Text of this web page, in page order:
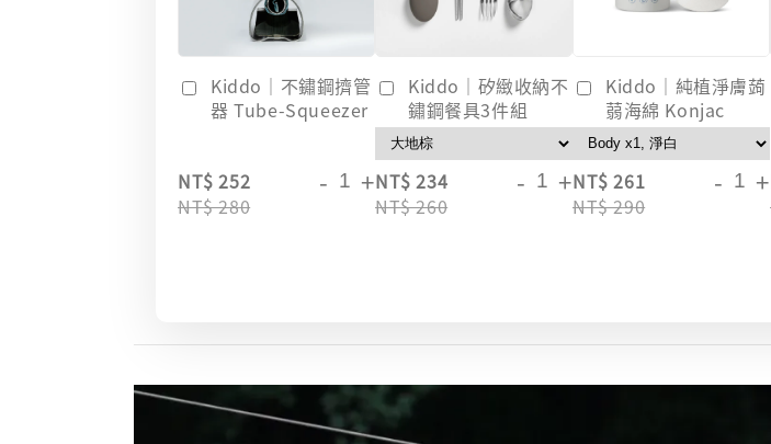
Kiddo｜不鏽鋼擠管
器 Tube-Squeezer
NT$ 252
NT$ 280
- +
Kiddo｜矽緻收納不
鏽鋼餐具3件組
NT$ 234
NT$ 260
- +
Kiddo｜純植淨膚蒟
蒻海綿 Konjac
NT$ 261
NT$ 290
- +